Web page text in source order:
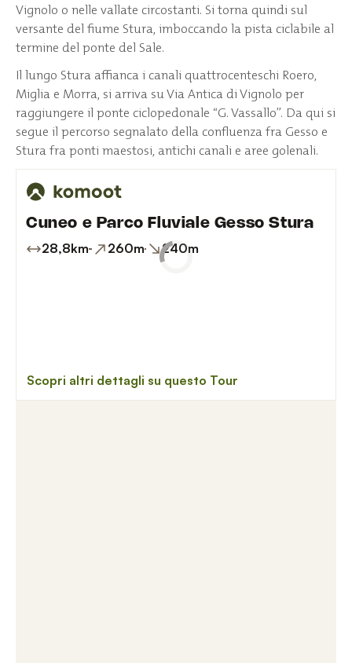
Vignolo o nelle vallate circostanti. Si torna quindi sul
versante del fiume Stura, imboccando la pista ciclabile al
termine del ponte del Sale.
Il lungo Stura affianca i canali quattrocenteschi Roero,
Miglia e Morra, si arriva su Via Antica di Vignolo per
raggiungere il ponte ciclopedonale “G. Vassallo”. Da qui si
segue il percorso segnalato della confluenza fra Gesso e
Stura fra ponti maestosi, antichi canali e aree golenali.